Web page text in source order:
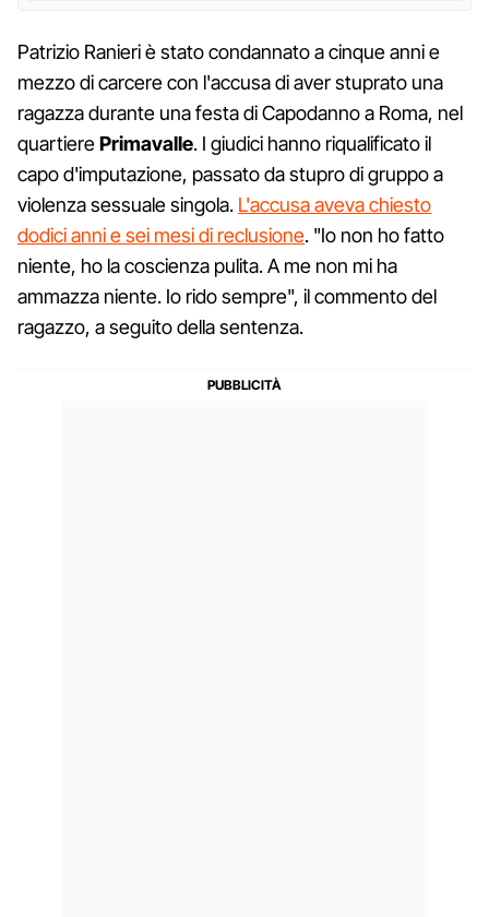
Patrizio Ranieri è stato condannato a cinque anni e
mezzo di carcere con l'accusa di aver stuprato una
ragazza durante una festa di Capodanno a Roma, nel
quartierePrimavalle. I giudici hanno riqualificato il
capo d'imputazione, passato da stupro di gruppo a
violenza sessuale singola. L'accusa aveva chiesto
dodici anni e sei mesi di reclusione. "Io non ho fatto
niente, ho la coscienza pulita. A me non mi ha
ammazza niente. Io rido sempre", il commento del
ragazzo, a seguito della sentenza.